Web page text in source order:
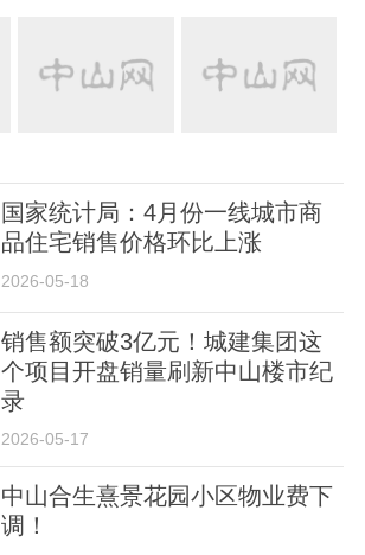
国家统计局：4月份一线城市商
品住宅销售价格环比上涨
2026-05-18
销售额突破3亿元！城建集团这
个项目开盘销量刷新中山楼市纪
录
2026-05-17
中山合生熹景花园小区物业费下
调！